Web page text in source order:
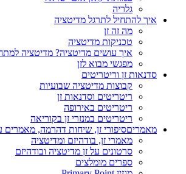
גלריה
איך להתחיל לתרגל מדיטציה
מה זה זן
טכניקות מדיטציה
איך עושים מדיטציה? מדיטציה
מפגשי מבוא לזן
סדנאות זן וריטריטים
קבוצות מדיטציה שבועיות
ריטריטים וסדנאות זן
ריטריטים באירופה
ריטריטים במנזרי זן בקוריאה
מאמריםסיפורי זן, שיחות דהרמה, מאמרים
מאמרי זן, בודהיזם ומדיטציה
סרטונים על זן מדיטציה ובודהיזם
ספרים מומלצים